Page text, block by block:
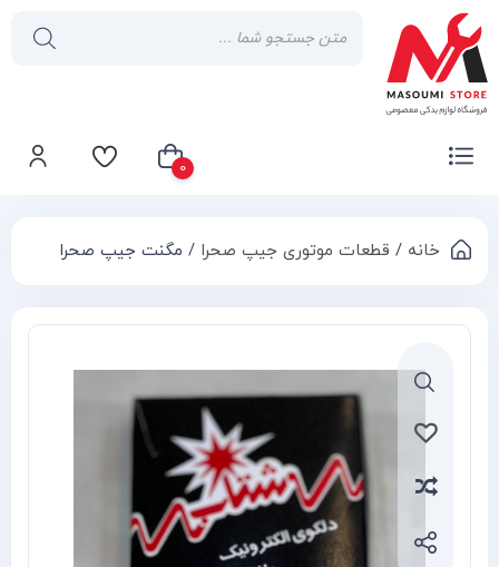
0
سبد خرید شما خالی است خانه / قطعات موتوری جیپ صحرا / مگنت جیپ صحرا